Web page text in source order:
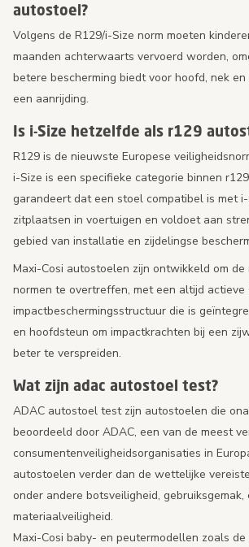
autostoel?
Volgens de R129/i-Size norm moeten
maanden achterwaarts vervoerd worden,
betere bescherming biedt voor hoofd, nek
een aanrijding.
Is i-Size hetzelfde als r129
R129 is de nieuwste Europese
i-Size is een specifieke categorie binnen
garandeert dat een stoel compatibel is met
zitplaatsen in voertuigen en voldoet aan
gebied van installatie en zijdelingse
Maxi-Cosi autostoelen zijn ontwikkeld om
normen te overtreffen, met een altijd actieve
impactbeschermingsstructuur die is
en hoofdsteun om impactkrachten bij een
beter te verspreiden.
Wat zijn adac autostoel test?
ADAC autostoel test zijn autostoelen die
beoordeeld door ADAC, een van de meest
consumentenveiligheidsorganisaties in
autostoelen verder dan de wettelijke
onder andere botsveiligheid, gebruiksgemak,
materiaalveiligheid.
Maxi-Cosi baby- en peutermodellen zoals de